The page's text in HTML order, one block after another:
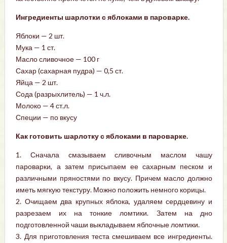
Ингредиенты шарлотки с яблоками в пароварке.
Яблоки — 2 шт.
Мука — 1 ст.
Масло сливочное — 100 г
Сахар (сахарная пудра) — 0,5 ст.
Яйца — 2 шт.
Сода (разрыхлитель) — 1 ч.л.
Молоко — 4 ст.л.
Специи — по вкусу
Как готовить шарлотку с яблоками в пароварке.
1. Сначала смазываем сливочным маслом чашу
пароварки, а затем присыпаем ее сахарным песком и
различными пряностями по вкусу. Причем масло должно
иметь мягкую текстуру. Можно положить немного корицы.
2. Очищаем два крупных яблока, удаляем сердцевину и
разрезаем их на тонкие ломтики. Затем на дно
подготовленной чаши выкладываем яблочные ломтики.
3. Для приготовления теста смешиваем все ингредиенты.